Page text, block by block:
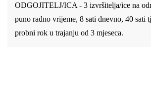
ODGOJITELJ/ICA - 3 izvršitelja/ice na
puno radno vrijeme, 8 sati dnevno, 40 sati
probni rok u trajanju od 3 mjeseca.